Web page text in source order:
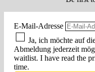
E-Mail-Adresse
Ja, ich möchte auf
Abmeldung jederzeit
waitlist. I have read the
time.